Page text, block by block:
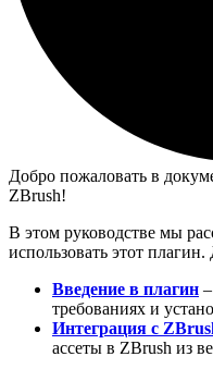
Добро пожаловать в
ZBrush!
В этом руководстве мы
использовать этот
Введение в плагин
требованиях и
Интеграция с
ассеты в ZBrush из